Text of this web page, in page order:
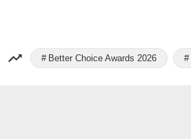
Better Choice Awards 2026